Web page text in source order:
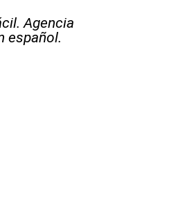
Agencia
español.